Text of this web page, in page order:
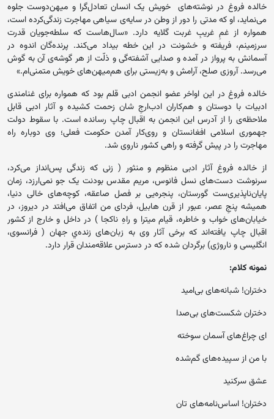
خالده فروغ در نوشته‌های خویش یک انسان تعاد‌ل‌گرا و میهن‌دوست جلوه
می‌نماید، او که مدتی را دور از وطن در سایه‌ی سیاهی مهاجرت زندگی‌کرده‌ است،
همواره از غمِ غریبِ غربت گلایه دارد. «سال‌هاست که سلطه‌جویان قدرت
سرزمینم، فریفته و خشونت در این خطه بیداد می‌کند. پرنده‌گان اندوه در
آسمانش به پرواز در آمده و صدایی آشفته‌گی و ذلّت از هر گوشه‌ی آن به گوش
می‌رسد. آروزی صلح، آرامش و به‌زیستی برای هم‌میهن‌های خویش متمنی‌ام.»
خالده فروغ در این اواخر عضو انجمن ادبی قلم بود که همواره برای غنامندی
ادبیات با دوستان و هم‌کاران ادب‌ارجِ شان زحمت کشیده و آثار ادبی قابل
ملاحظه‌ی را از آدرس این انجمن به اقبال چاپ رسانده است. با سقوط دولت
جهموری اسلامی افغانستان و روی‌کار آمدن حکومت فعلی؛ وی دوباره راه
مهاجرت را در پیش گرفته و راهی کشور ناروی شد.
از خالده فروغ آثار ادبی منظوم و منثور ( زنی که زندگی پس‌انداز می‌کرد،
سرنوشت دست‌های نسل فانوس، مریم مقدس بودنت یک جو نمی‌ارزد،‌ زمان
پایان‌ناپذیری‌ست گورستان، پنجره‌یی بر فصل صاعقه، کوچه‌های خالی دنیا،
همیشه پنجِ عصر، عبور از قرن هابیل، فردای من اتفاق می‌افتد در دیروز، در
خیابان‌های خواب و خاطره، قیام میترا و راهِ‌ ناکجا ) در داخل و خارج از کشور
اقبال چاپ یافته‌اند که برخی آثار وی به زبان‌های زنده‌ي جهان ( فرانسوی،
انگلیسی و ناروژی)‌ برگردان شده که در دسترس علاقه‌مندان قرار دارد.
نمونه کلام:
دختران! شبانه‌های بی‌امید
دختران شکست‌های بی‌صدا
ای چراغ‌های آسمان سوخته
با من از سپیده‌های گم‌شده
عشق سرکنید
دختران! اساس‌نامه‌های تان